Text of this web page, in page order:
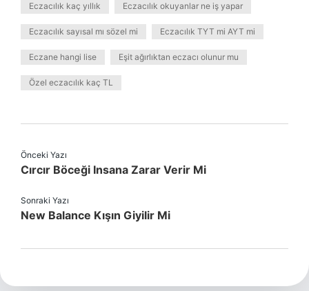
Eczacılık kaç yıllık Eczacılık okuyanlar ne iş yapar
Eczacılık sayısal mı sözel mi Eczacılık TYT mi AYT mi
Eczane hangi lise Eşit ağırlıktan eczacı olunur mu
Özel eczacılık kaç TL
Önceki Yazı
Cırcır Böceği Insana Zarar Verir Mi
Sonraki Yazı
New Balance Kışın Giyilir Mi